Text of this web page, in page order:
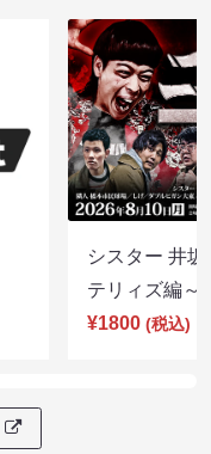
シスター 井
テリィズ編
¥1800 (税込)